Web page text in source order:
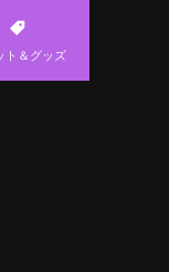
ト＆グッズ